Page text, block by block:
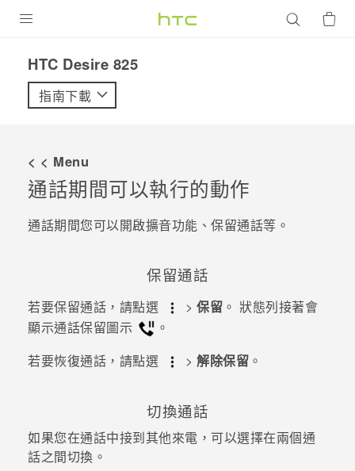
VIVE
配件
校園專案
銷售通路
支援服務
VIVELAND
HTC Desire 825‎
指南下載
< < Menu
通話期間可以執行的動作
通話期間您可以開啟擴音功能、保留通話等。
保留通話
若要保留通話，請點選 > 保留 。 狀態列接著會
顯示通話保留圖示
。
若要恢復通話，請點選
> 解除保留 。
切換通話
如果您在通話中接到其他來電，可以選擇在兩個通
話之間切換。